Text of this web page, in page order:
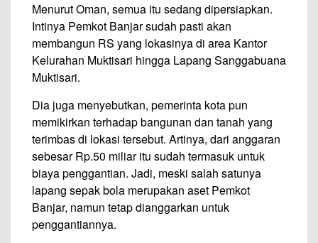
Menurut Oman, semua itu sedang dipersiapkan.
Intinya Pemkot Banjar sudah pasti akan
membangun RS yang lokasinya di area Kantor
Kelurahan Muktisari hingga Lapang Sanggabuana
Muktisari.
Dia juga menyebutkan, pemerinta kota pun
memikirkan terhadap bangunan dan tanah yang
terimbas di lokasi tersebut. Artinya, dari anggaran
sebesar Rp.50 miliar itu sudah termasuk untuk
biaya penggantian. Jadi, meski salah satunya
lapang sepak bola merupakan aset Pemkot
Banjar, namun tetap dianggarkan untuk
penggantiannya.